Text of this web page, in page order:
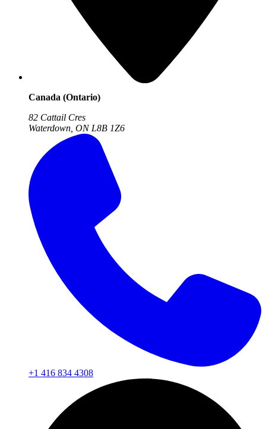
Canada (Ontario)
82 Cattail Cres
Waterdown, ONL8B 1Z6
+1 416 834 4308